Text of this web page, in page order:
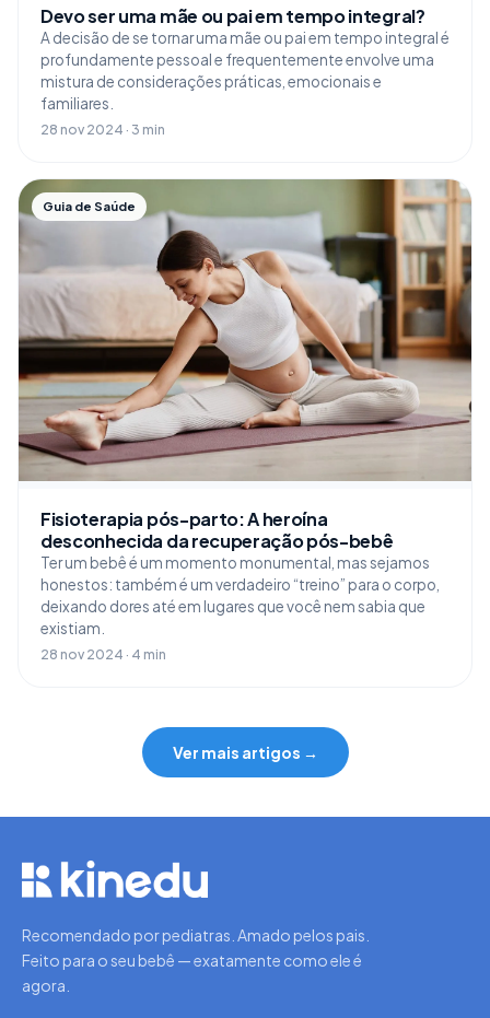
Devo ser uma mãe ou pai em tempo integral?
A decisão de se tornar uma mãe ou pai em tempo integral é
profundamente pessoal e frequentemente envolve uma
mistura de considerações práticas, emocionais e
familiares.
28 nov 2024 · 3 min
Guia de Saúde
Fisioterapia pós-parto: A heroína
desconhecida da recuperação pós-bebê
Ter um bebê é um momento monumental, mas sejamos
honestos: também é um verdadeiro “treino” para o corpo,
deixando dores até em lugares que você nem sabia que
existiam.
28 nov 2024 · 4 min
Ver mais artigos →
Recomendado por pediatras. Amado pelos pais.
Feito para o seu bebê — exatamente como ele é
agora.